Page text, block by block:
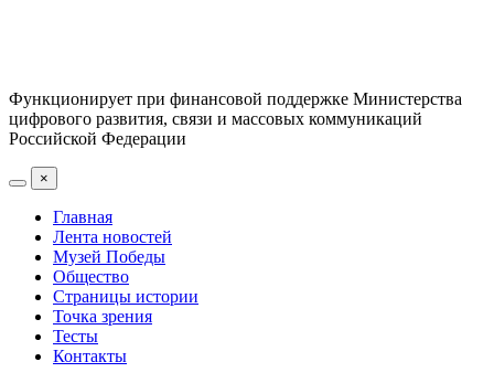
Функционирует при финансовой поддержке Министерства
цифрового развития, связи и массовых коммуникаций
Российской Федерации
×
Главная
Лента новостей
Музей Победы
Общество
Страницы истории
Точка зрения
Тесты
Контакты